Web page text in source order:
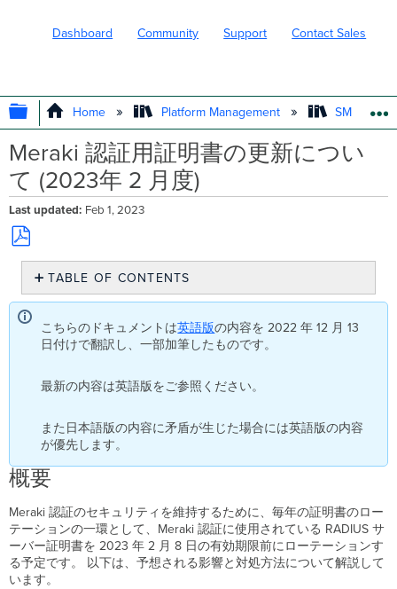
Dashboard Community Support Contact Sales
EXPAND/COLLAPSE GLOBAL
Home Platform Management SM -
Meraki 認証用証明書の更新につい
て (2023年 2 月度)
Last updated Feb 1, 2023
Save
PDF
TABLE OF CONTENTS
概
Sentry
に
る
Meraki
証
Wi-
Fi
を
用
こちらのドキュメントは英語版の内容を 2022 年 12 月 13
日付けで翻訳し、一部加筆したものです。
最新の内容は英語版をご参照ください。
また日本語版の内容に矛盾が生じた場合には英語版の内容
が優先します。
概要
Meraki 認証のセキュリティを維持するために、毎年の証明書のロー
テーションの一環として、Meraki 認証に使用されている RADIUS サ
ーバー証明書を 2023 年 2 月 8 日の有効期限前にローテーションす
る予定です。 以下は、予想される影響と対処方法について解説して
います。